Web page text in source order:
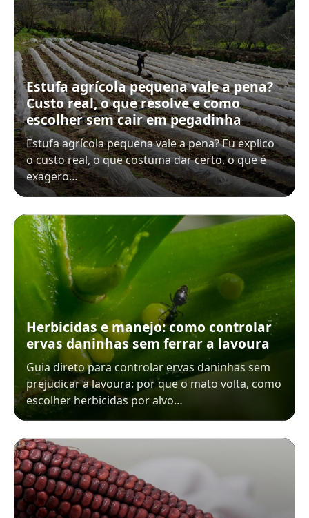
Estufa agrícola pequena vale a pena?
Custo real, o que resolve e como
escolher sem cair em pegadinha
Estufa agrícola pequena vale a pena? Eu explico
o custo real, o que costuma dar certo, o que é
exagero…
Herbicidas e manejo: como controlar
ervas daninhas sem ferrar a lavoura
Guia direto para controlar ervas daninhas sem
prejudicar a lavoura: por que o mato volta, como
escolher herbicidas por alvo…